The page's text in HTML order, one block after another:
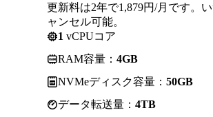
更新料は2年で1,879円/月です。
ャンセル可能。
1 vCPUコア
RAM容量： 4GB
NVMeディスク容量： 50GB
データ転送量： 4TB